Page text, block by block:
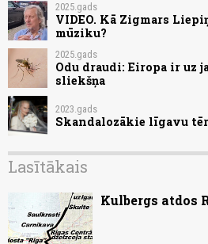
2025.gads
VIDEO. Kā Zigmars
mūziku?
2025.gads
Odu draudi: Eiropa ir uz
sliekšņa
2023.gads
Skandalozākie līgavu
Lasītākais
Kulbergs atdos